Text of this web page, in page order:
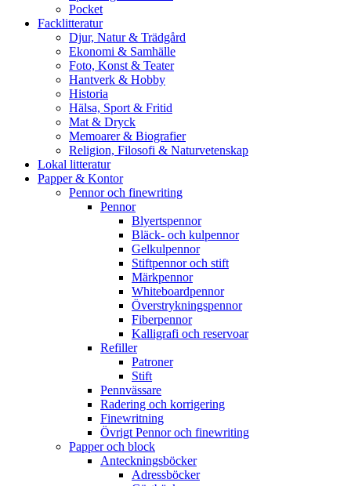
Pocket
Facklitteratur
Djur, Natur & Trädgård
Ekonomi & Samhälle
Foto, Konst & Teater
Hantverk & Hobby
Historia
Hälsa, Sport & Fritid
Mat & Dryck
Memoarer & Biografier
Religion, Filosofi & Naturvetenskap
Lokal litteratur
Papper & Kontor
Pennor och finewriting
Pennor
Blyertspennor
Bläck- och kulpennor
Gelkulpennor
Stiftpennor och stift
Märkpennor
Whiteboardpennor
Överstrykningspennor
Fiberpennor
Kalligrafi och reservoar
Refiller
Patroner
Stift
Pennvässare
Radering och korrigering
Finewritning
Övrigt Pennor och finewriting
Papper och block
Anteckningsböcker
Adressböcker